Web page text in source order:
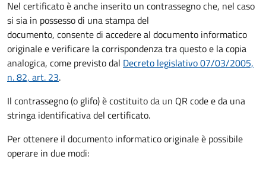
Nel certificato è anche inserito un contrassegno che, nel caso
si sia in possesso di una stampa del
documento, consente di accedere al documento informatico
originale e verificare la corrispondenza tra questo e la copia
analogica, come previsto dal Decreto legislativo 07/03/2005,
n. 82, art. 23.
Il contrassegno (o glifo) è costituito da un QR code e da una
stringa identificativa del certificato.
Per ottenere il documento informatico originale è possibile
operare in due modi: